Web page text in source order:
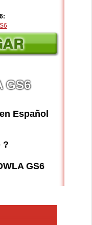
GS6
Español
?
GS6